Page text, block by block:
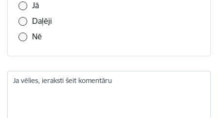
Jā
Daļēji
Nē
Ja vēlies, ieraksti šeit komentāru